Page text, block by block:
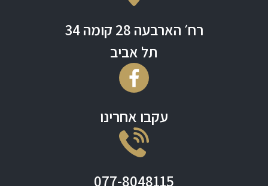
רח׳ הארבעה 28 קומה 34
תל אביב
עקבו אחרינו
077-8048115